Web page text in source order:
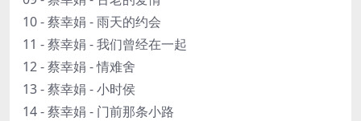
10 - 蔡幸娟 - 雨天的约会
11 - 蔡幸娟 - 我们曾经在一起
12 - 蔡幸娟 - 情难舍
13 - 蔡幸娟 - 小时侯
14 - 蔡幸娟 - 门前那条小路